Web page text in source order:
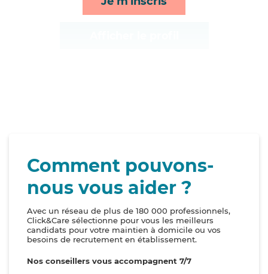
Comment pouvons-
nous vous aider ?
Avec un réseau de plus de 180 000 professionnels,
Click&Care sélectionne pour vous les meilleurs
candidats pour votre maintien à domicile ou vos
besoins de recrutement en établissement.
Nos conseillers vous accompagnent 7/7